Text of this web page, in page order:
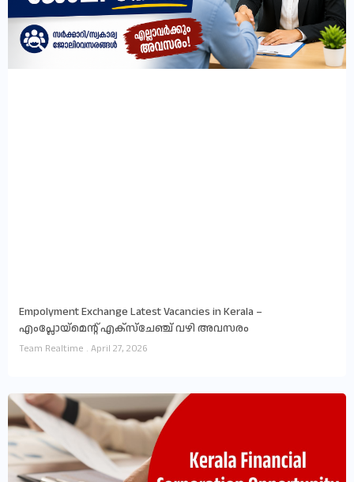
Empolyment Exchange Latest Vacancies in Kerala –
എംപ്ലോയ്‌മെന്റ് എക്സ്ചേഞ്ച് വഴി അവസരം
Team Realtime April 27, 2026